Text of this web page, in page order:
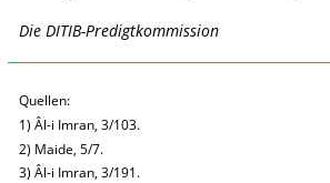
Die DITIB-Predigtkommission
Quellen:
1) Âl-i Imran, 3/103.
2) Maide, 5/7.
3) Âl-i Imran, 3/191.